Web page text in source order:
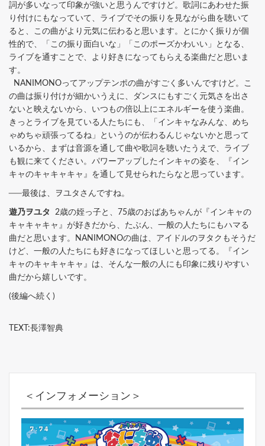
詞が多いなって印象が強いと思うんですけど。歌詞にあわせた振
り付けにもなっていて、ライブでその振りを見ながら曲を聴いて
ると、この曲がより元気に伝わると思います。とにかく振りが個
性的で、「この振り面白いな」「このポーズかわいい」となる、
ライブを通すことで、より好きになってもらえる楽曲だと思いま
す。
NANIMONOってアップテンポの曲がすごく多いんですけど。こ
の曲は振り付けが細かいうえに、ダンスにもすごく元気さを出さ
ないと映えないから、いつもの倍以上にエネルギーを使う楽曲。
きっとライブを見ている人たちにも、「インキャなみんな、めち
ゃめちゃ頑張ってるね」というのが伝わるんじゃないかと思って
いるから、まずは音源を通して曲や歌詞を聴いたうえで、ライブ
も観に来てください。パワーアップしたインキャの姿を、『イン
キャのキャキャキャ』を通して見せられたらなと思っています。
──最後は、ヲユタさんですね。
遊乃ヲユタ
2歳の姪っ子と、75歳のおばあちゃんが『インキャの
キャキャキャ』が好きだから、たぶん、一般の人たちにもハマる
曲だと思います。NANIMONOの曲は、アイドルのヲタクもそうだ
けど、一般の人たちにも好きになってほしいと思ってる。『イン
キャのキャキャキャ』は、そんな一般の人にも印象に残りやすい
曲だから嬉しいです。
(後編へ続く)
TEXT:長澤智典
＜インフォメーション＞